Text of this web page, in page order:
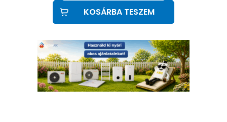
KOSÁRBA TESZEM